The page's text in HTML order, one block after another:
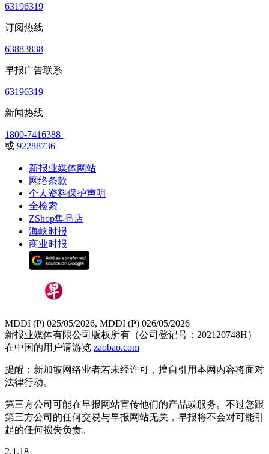
63196319
订阅热线
63883838
早报广告联系
63196319
新闻热线
1800-7416388
或 92288736
新报业媒体网站
网络条款
个人资料保护声明
全检索
ZShop集品店
海峡时报
商业时报
MDDI (P) 025/05/2026, MDDI (P) 026/05/2026
新报业媒体有限公司版权所有（公司登记号：202120748H）
在中国的用户请游览 zaobao.com
提醒：新加坡网络业者若未经许可，擅自引用本网内容将面对
法律行动。
第三方公司可能在早报网站宣传他们的产品或服务。不过您跟
第三方公司的任何交易与早报网站无关，早报将不会对可能引
起的任何损失负责。
2.1.18